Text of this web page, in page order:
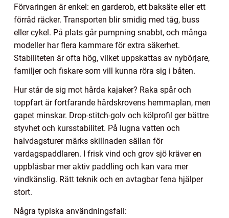
Förvaringen är enkel: en garderob, ett baksäte eller ett
förråd räcker. Transporten blir smidig med tåg, buss
eller cykel. På plats går pumpning snabbt, och många
modeller har flera kammare för extra säkerhet.
Stabiliteten är ofta hög, vilket uppskattas av nybörjare,
familjer och fiskare som vill kunna röra sig i båten.
Hur står de sig mot hårda kajaker? Raka spår och
toppfart är fortfarande hårdskrovens hemmaplan, men
gapet minskar. Drop-stitch-golv och kölprofil ger bättre
styvhet och kursstabilitet. På lugna vatten och
halvdagsturer märks skillnaden sällan för
vardagspaddlaren. I frisk vind och grov sjö kräver en
uppblåsbar mer aktiv paddling och kan vara mer
vindkänslig. Rätt teknik och en avtagbar fena hjälper
stort.
Några typiska användningsfall: